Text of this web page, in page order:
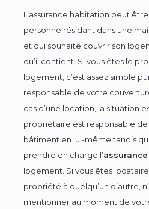
L’assurance habitation peut
personne résidant dans une
et qui souhaite couvrir son
qu’il contient. Si vous êtes le
logement, c’est assez simple
responsable de votre
cas d’une location, la situation
propriétaire est responsable de
bâtiment en lui-même tandis
prendre en charge l’
logement. Si vous êtes
propriété à quelqu’un d’autre,
mentionner au moment de